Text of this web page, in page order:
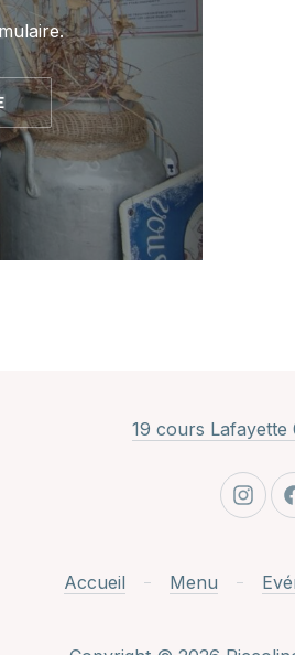
19 cours Lafayette
New
Accueil Menu